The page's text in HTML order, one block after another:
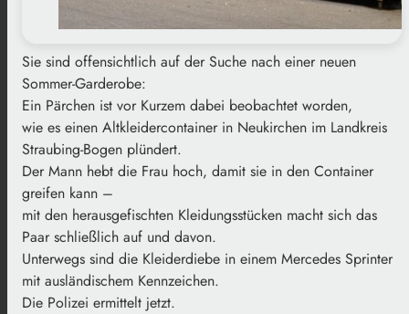
Sie sind offensichtlich auf der Suche nach einer neuen
Sommer-Garderobe:
Ein Pärchen ist vor Kurzem dabei beobachtet worden,
wie es einen Altkleidercontainer in Neukirchen im Landkreis
Straubing-Bogen plündert.
Der Mann hebt die Frau hoch, damit sie in den Container
greifen kann –
mit den herausgefischten Kleidungsstücken macht sich das
Paar schließlich auf und davon.
Unterwegs sind die Kleiderdiebe in einem Mercedes Sprinter
mit ausländischem Kennzeichen.
Die Polizei ermittelt jetzt.